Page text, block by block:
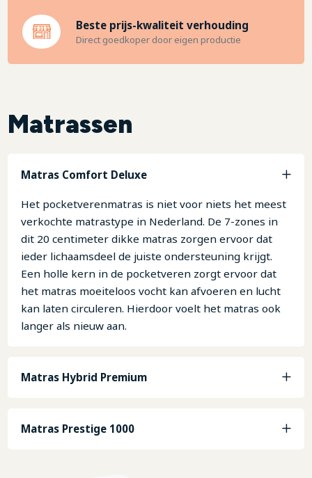
Beste prijs-kwaliteit verhouding
Direct goedkoper door eigen productie
Matrassen
Matras Comfort Deluxe
Het pocketverenmatras is niet voor niets het meest
verkochte matrastype in Nederland. De 7-zones in
dit 20 centimeter dikke matras zorgen ervoor dat
ieder lichaamsdeel de juiste ondersteuning krijgt.
Een holle kern in de pocketveren zorgt ervoor dat
het matras moeiteloos vocht kan afvoeren en lucht
kan laten circuleren. Hierdoor voelt het matras ook
langer als nieuw aan.
Matras Hybrid Premium
Matras Prestige 1000